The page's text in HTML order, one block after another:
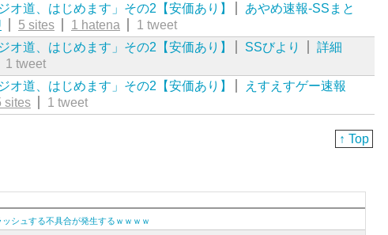
オ道、はじめます」その2【安価あり】
あやめ速報-SSまと
5 sites 1 hatena
1 tweet
オ道、はじめます」その2【安価あり】 SSびより
詳細
1 tweet
オ道、はじめます」その2【安価あり】
えすえすゲー速報
sites 1 tweet
↑ Top
シュする不具合が発生するｗｗｗｗ